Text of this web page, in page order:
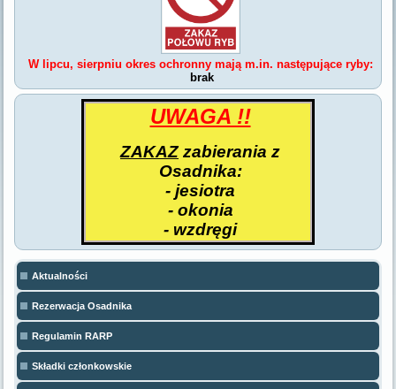
W lipcu, sierpniu okres ochronny mają m.in. następujące ryby:
brak
UWAGA !!
ZAKAZzabierania z
Osadnika:
- jesiotra
- okonia
- wzdręgi
Aktualności
Rezerwacja Osadnika
Regulamin RARP
Składki członkowskie